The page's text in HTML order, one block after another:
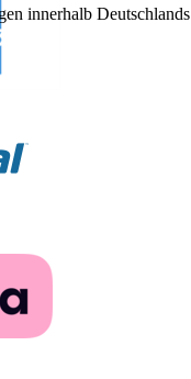
innerhalb Deutschlands